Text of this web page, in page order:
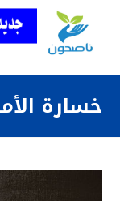
خسارة